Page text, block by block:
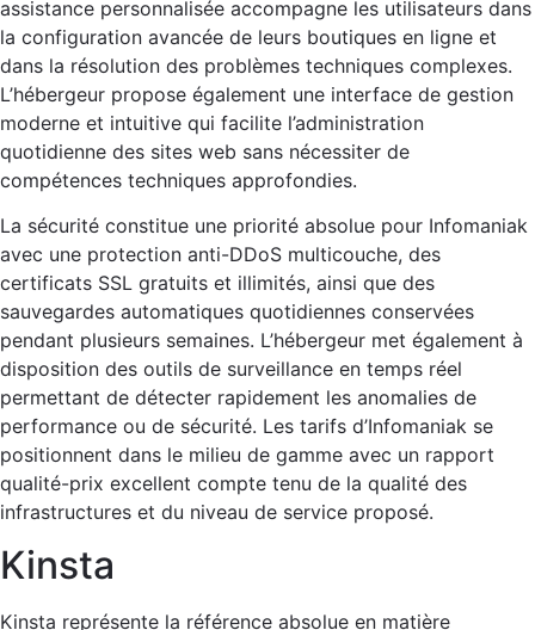
assistance personnalisée accompagne les utilisateurs dans
la configuration avancée de leurs boutiques en ligne et
dans la résolution des problèmes techniques complexes.
L’hébergeur propose également une interface de gestion
moderne et intuitive qui facilite l’administration
quotidienne des sites web sans nécessiter de
compétences techniques approfondies.
La sécurité constitue une priorité absolue pour Infomaniak
avec une protection anti-DDoS multicouche, des
certificats SSL gratuits et illimités, ainsi que des
sauvegardes automatiques quotidiennes conservées
pendant plusieurs semaines. L’hébergeur met également à
disposition des outils de surveillance en temps réel
permettant de détecter rapidement les anomalies de
performance ou de sécurité. Les tarifs d’Infomaniak se
positionnent dans le milieu de gamme avec un rapport
qualité-prix excellent compte tenu de la qualité des
infrastructures et du niveau de service proposé.
Kinsta
Kinsta représente la référence absolue en matière